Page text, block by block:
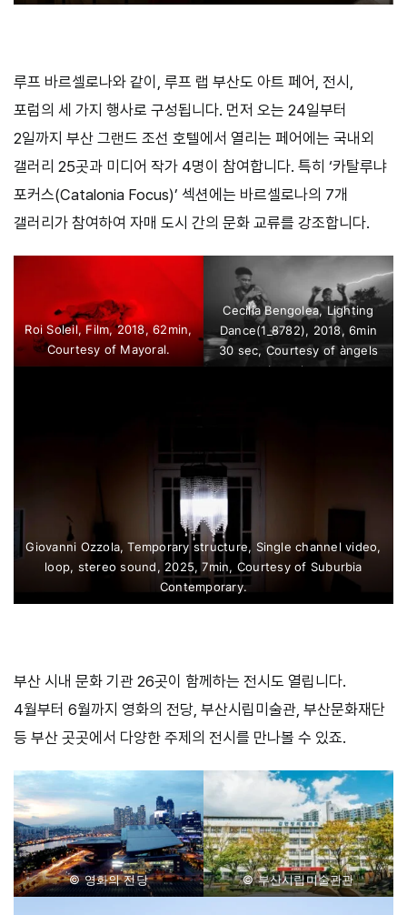
루프 바르셀로나와 같이, 루프 랩 부산도 아트 페어, 전시,
포럼의 세 가지 행사로 구성됩니다. 먼저 오는 24일부터
2일까지 부산 그랜드 조선 호텔에서 열리는 페어에는 국내외
갤러리 25곳과 미디어 작가 4명이 참여합니다. 특히 ‘카탈루냐
포커스(Catalonia Focus)’ 섹션에는 바르셀로나의 7개
갤러리가 참여하여 자매 도시 간의 문화 교류를 강조합니다.
Roi Soleil, Film, 2018, 62min,
Courtesy of Mayoral.
Cecilia Bengolea, Lighting
Dance(1_8782), 2018, 6min
30 sec, Courtesy of àngels
barcelona.
Giovanni Ozzola, Temporary structure, Single channel video,
loop, stereo sound, 2025, 7min, Courtesy of Suburbia
Contemporary.
부산 시내 문화 기관 26곳이 함께하는 전시도 열립니다.
4월부터 6월까지 영화의 전당, 부산시립미술관, 부산문화재단
등 부산 곳곳에서 다양한 주제의 전시를 만나볼 수 있죠.
© 영화의 전당 © 부산시립미술관관